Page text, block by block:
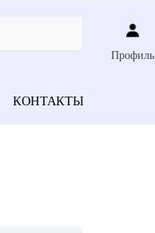
Профиль
КОНТАКТЫ